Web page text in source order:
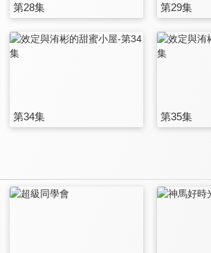
第28集 第29集
第34集 第35集